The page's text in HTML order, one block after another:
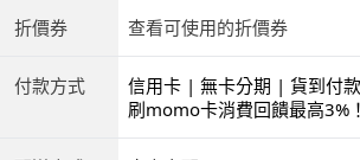
折價券 查看可使用的折價券
付款方式
信用卡 | 無卡分期 | 貨到付
商付款 | ATM | 銀聯卡
刷momo卡消費回饋最高3%！